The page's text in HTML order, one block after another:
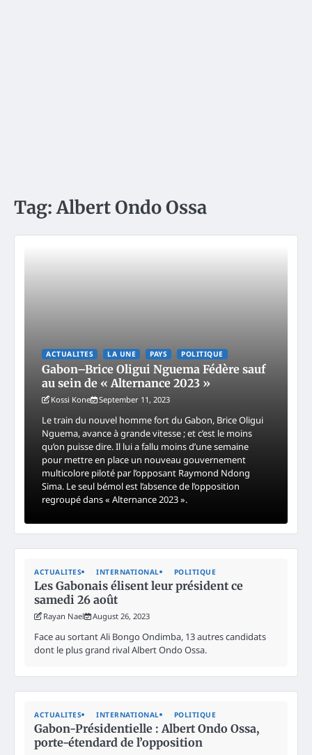
Tag:Albert Ondo Ossa
ACTUALITES LA UNE PAYS POLITIQUE
Gabon–Brice Oligui Nguema Fédère sauf
au sein de « Alternance 2023 »
Kossi Kone September 11, 2023
Le train du nouvel homme fort du Gabon, Brice Oligui
Nguema, avance à grande vitesse ; et c’est le moins
qu’on puisse dire. Il lui a fallu moins d’une semaine
pour mettre en place un nouveau gouvernement
multicolore piloté par l’opposant Raymond Ndong
Sima. Le seul bémol est l’absence de l’opposition
regroupé dans « Alternance 2023 ».
ACTUALITES INTERNATIONAL POLITIQUE
Les Gabonais élisent leur président ce
samedi 26 août
Rayan Nael August 26, 2023
Face au sortant Ali Bongo Ondimba, 13 autres candidats
dont le plus grand rival Albert Ondo Ossa.
ACTUALITES INTERNATIONAL POLITIQUE
Gabon-Présidentielle : Albert Ondo Ossa,
porte-étendard de l’opposition